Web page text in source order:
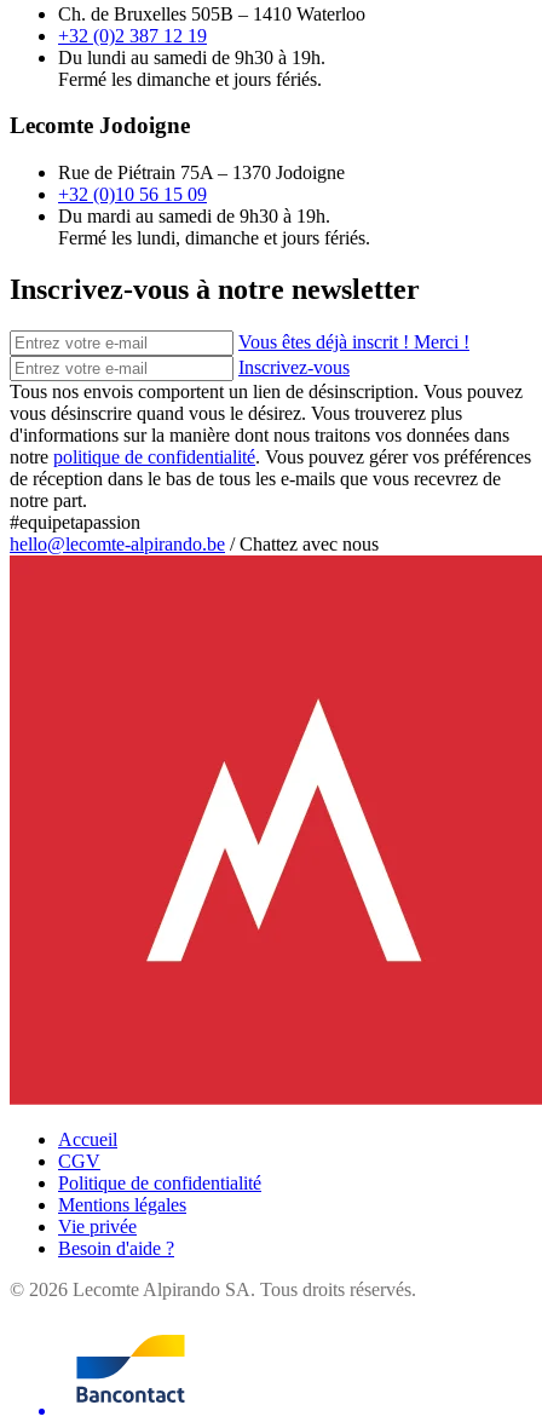
Ch. de Bruxelles 505B – 1410 Waterloo
+32 (0)2 387 12 19
Du lundi au samedi de 9h30 à 19h.
Fermé les dimanche et jours fériés.
Lecomte Jodoigne
Rue de Piétrain 75A – 1370 Jodoigne
+32 (0)10 56 15 09
Du mardi au samedi de 9h30 à 19h.
Fermé les lundi, dimanche et jours fériés.
Inscrivez-vous à notre newsletter
Vous êtes déjà inscrit ! Merci !
Inscrivez-vous
Tous nos envois comportent un lien de désinscription. Vous pouvez
vous désinscrire quand vous le désirez. Vous trouverez plus
d'informations sur la manière dont nous traitons vos données dans
notre politique de confidentialité. Vous pouvez gérer vos préférences
de réception dans le bas de tous les e-mails que vous recevrez de
notre part.
#equipetapassion
hello@lecomte-alpirando.be /Chattez avec nous
Accueil
CGV
Politique de confidentialité
Mentions légales
Vie privée
Besoin d'aide ?
© 2026 Lecomte Alpirando SA. Tous droits réservés.